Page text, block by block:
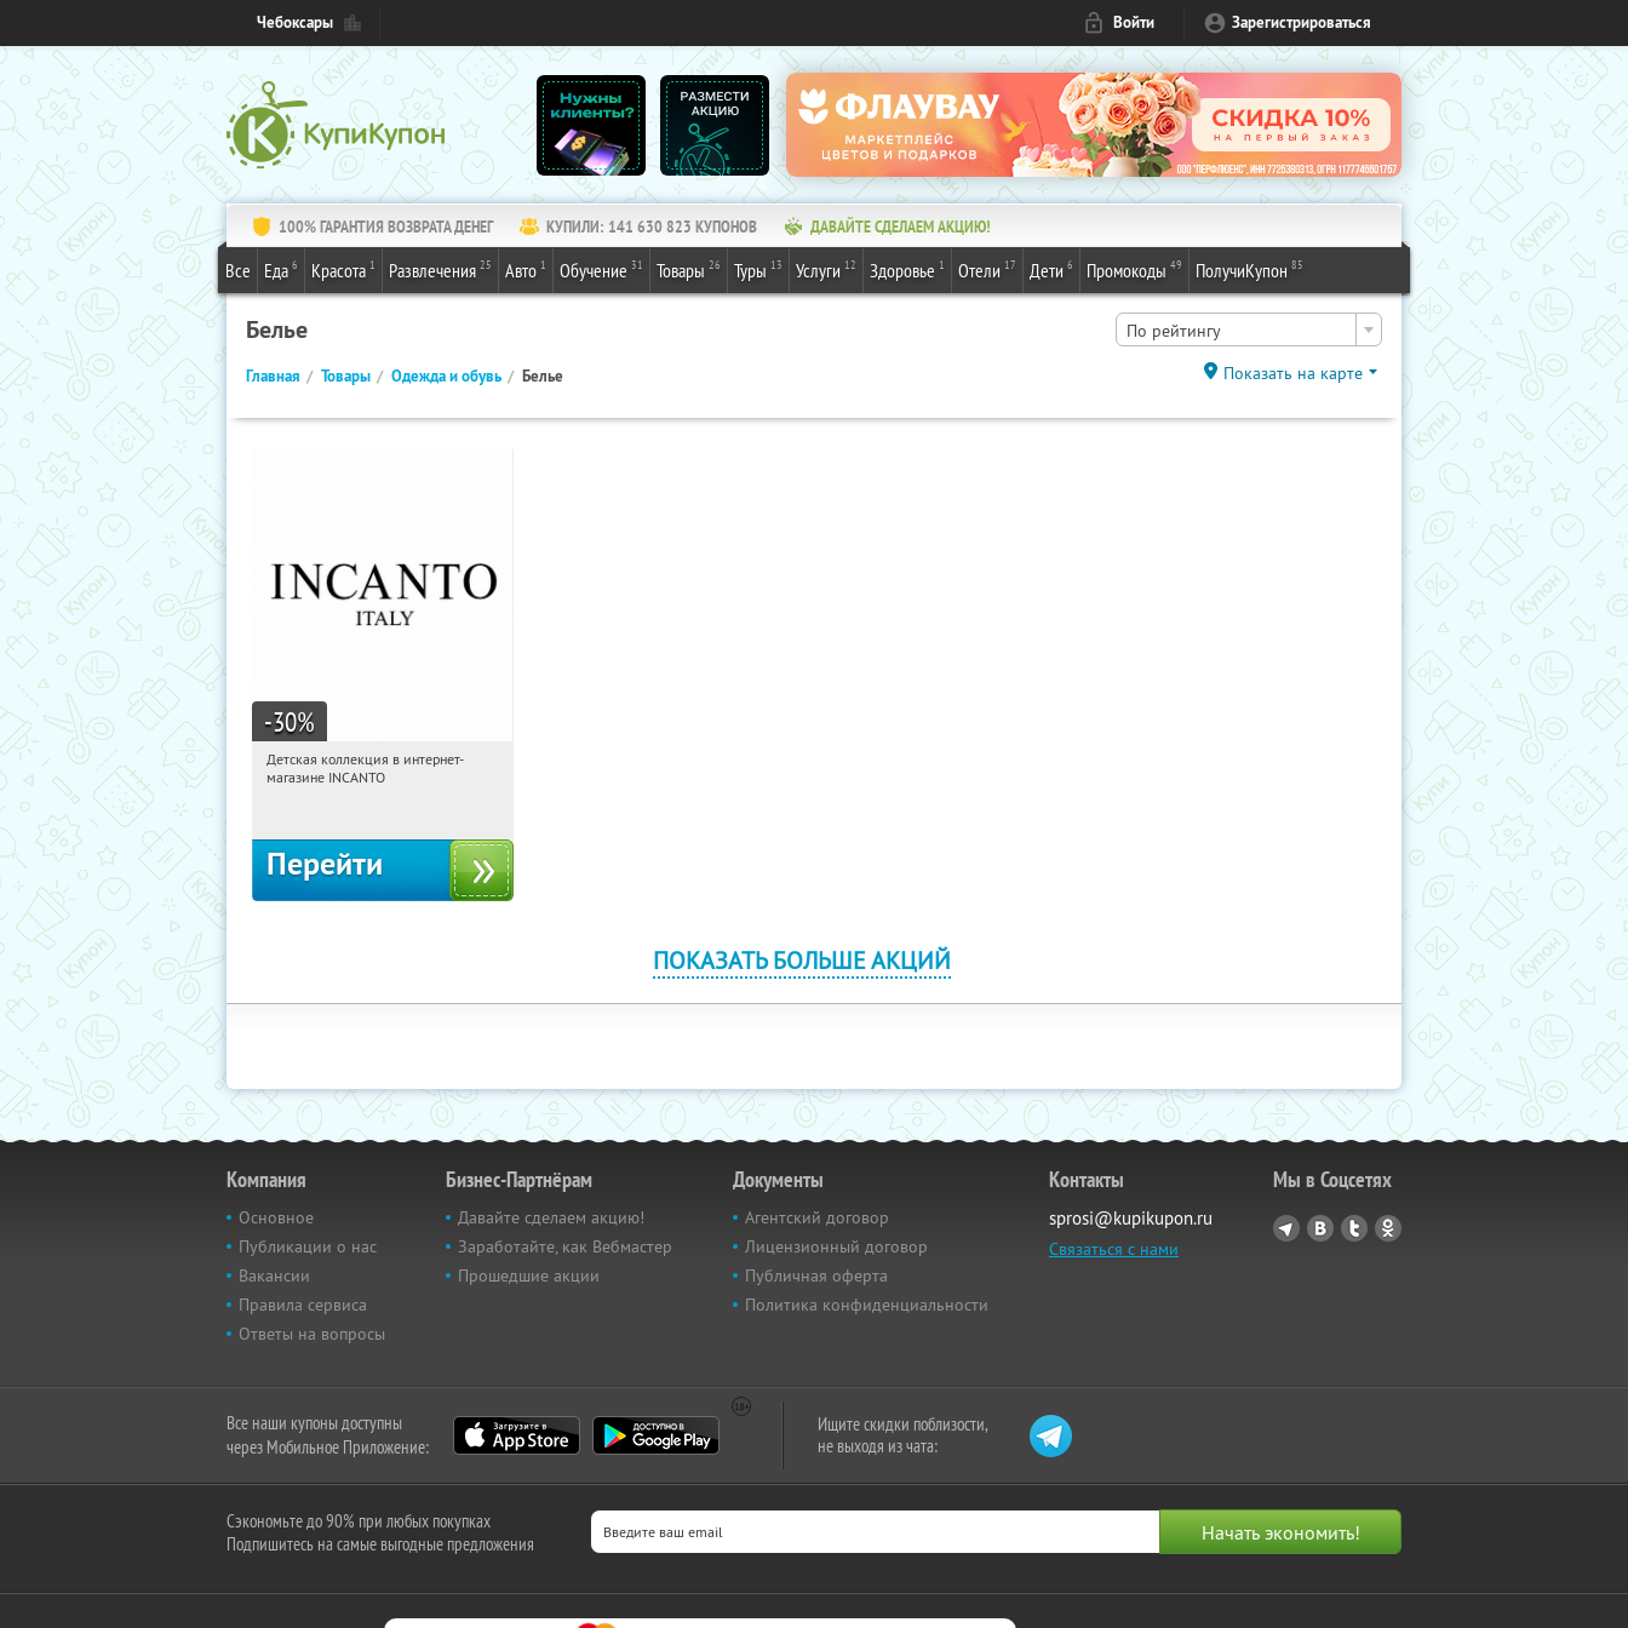
Чебоксары Войти Зарегистрироваться
100% ГАРАНТИЯ ВОЗВРАТА ДЕНЕГ КУПИЛИ: 141 630 824 КУПОНОВ ДАВАЙТЕ СДЕЛАЕМ АКЦИЮ!
Все Еда 6 Красота 1 Развлечения 25 Авто 1 Обучение 31 Товары 26 Туры 13 Услуги 12 Здоровье 1 Отели 17 Дети 6 Промокоды 49 ПолучиКупон 85
Белье По рейтингу
Главная Товары Одежда и обувь Белье Показать на карте
-30%
19:17:49
Получи первым!
Детская коллекция в интернет-
магазине INCANTO
Перейти
ПОКАЗАТЬ БОЛЬШЕ АКЦИЙ
Компания
Основное
Публикации о нас
Вакансии
Правила сервиса
Ответы на вопросы
Бизнес-Партнёрам
Давайте сделаем акцию!
Заработайте, как Вебмастер
Прошедшие акции
Документы
Агентский договор
Лицензионный договор
Публичная оферта
Политика конфиденциальности
Контакты
sprosi@kupikupon.ru
Связаться с нами
Мы в Соцсетях
Все наши купоны доступны
через Мобильное Приложение:
Ищите скидки поблизости,
не выходя из чата:
Сэкономьте до 90% при любых покупках
Подпишитесь на самые выгодные предложения